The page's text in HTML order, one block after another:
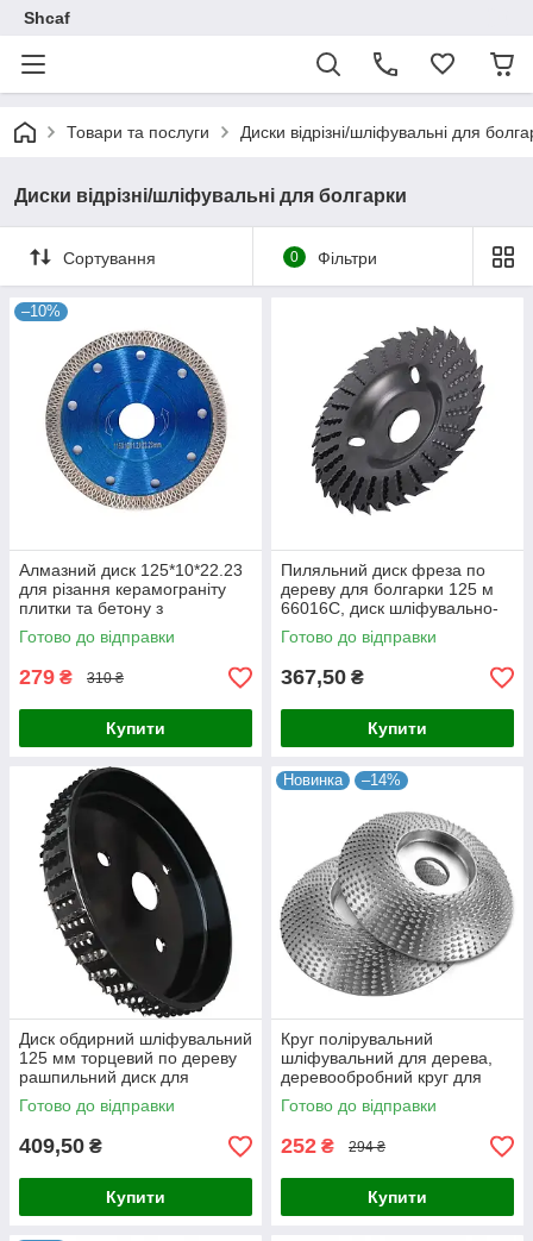
Shcaf
Товари та послуги Диски відрізні/шліфувальні для
Диски відрізні/шліфувальні для болгарки
Сортування 0 Фільтри
–10%
Алмазний диск 125*10*22.23
для різання керамограніту
плитки та бетону з
хвилеподібним різанням на
болгарку
Готово до відправки
279 ₴ 310 ₴
Купити
Пиляльний диск фреза по
дереву для болгарки 125 м
66016C, диск шліфувально-
відрізний розпильний по
дереву
Готово до відправки
367,50 ₴
Купити
Диск обдирний шліфувальний
125 мм торцевий по дереву
рашпильний диск для
шліфування
Готово до відправки
409,50 ₴
Купити
Новинка –14%
Круг полірувальний
шліфувальний для дерева,
деревообробний круг для
шліфування з уколом
Готово до відправки
252 ₴ 294 ₴
Купити